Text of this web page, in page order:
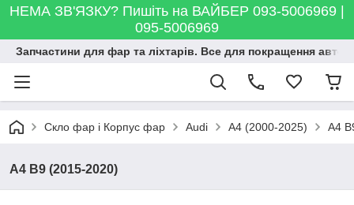
НЕМА ЗВ'ЯЗКУ? Пишіть на ВАЙБЕР 093-5006969 |
095-5006969
Запчастини для фар та ліхтарів. Все для покращення
Скло фар і Корпус фар Audi A4 (2000-2025) A4
A4 B9 (2015-2020)